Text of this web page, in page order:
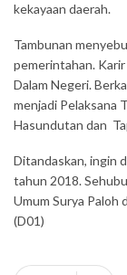
kekayaan daerah.
Tambunan
pemerintahan.
Dalam Negeri.
menjadi Pelaksana
Hasundutan dan
Ditandaskan, ingin
tahun 2018.
Umum Surya
(D01)